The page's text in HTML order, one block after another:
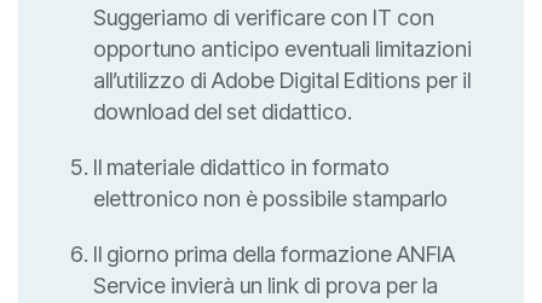
Suggeriamo di verificare con IT con
opportuno anticipo eventuali limitazioni
all’utilizzo di Adobe Digital Editions per il
download del set didattico.
Il materiale didattico in formato
elettronico non è possibile stamparlo
Il giorno prima della formazione ANFIA
Service invierà un link di prova per la